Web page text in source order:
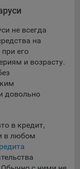
для
целевой
Яндекс.Метрика,
не более года;
аналитических
хранятся во
не всегда
на
его
и возрасту.
довольно
в кредит,
в любом